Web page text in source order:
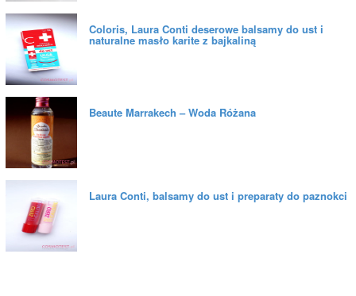
Coloris, Laura Conti deserowe balsamy do ust i
naturalne masło karite z bajkaliną
Beaute Marrakech – Woda Różana
Laura Conti, balsamy do ust i preparaty do paznokci